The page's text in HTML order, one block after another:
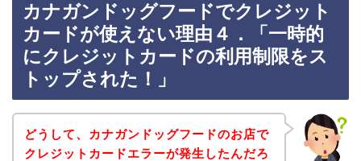
カナガンドッグフードでクレジット
カードが使えない理由４．「一時的
にクレジットカードの利用制限をス
トップされた！」
どうして、カナガンドッグフードのお店で
クレジットカードエラーが発生したんだろ